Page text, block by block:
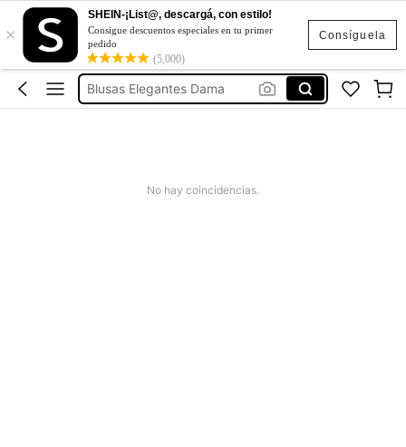
Consíguela
×
SHEIN-¡List@, descargá, con estilo!
Consigue descuentos especiales en tu primer
pedido
(5,000)
Blusas Para Mujer
Blusas
Blusas Elegantes Dama
No hay coincidencias.